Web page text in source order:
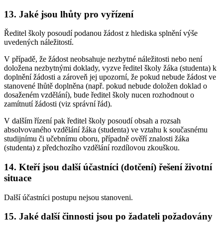
13. Jaké jsou lhůty pro vyřízení
Ředitel školy posoudí podanou žádost z hlediska splnění výše
uvedených náležitostí.
V případě, že žádost neobsahuje nezbytné náležitosti nebo není
doložena nezbytnými doklady, vyzve ředitel školy žáka (studenta) k
doplnění žádosti a zároveň jej upozorní, že pokud nebude žádost ve
stanovené lhůtě doplněna (např. pokud nebude doložen doklad o
dosaženém vzdělání), bude ředitel školy nucen rozhodnout o
zamítnutí žádosti (viz správní řád).
V dalším řízení pak ředitel školy posoudí obsah a rozsah
absolvovaného vzdělání žáka (studenta) ve vztahu k současnému
studijnímu či učebnímu oboru, případně ověří znalosti žáka
(studenta) z předchozího vzdělání rozdílovou zkouškou.
14. Kteří jsou další účastníci (dotčení) řešení životní
situace
Další účastníci postupu nejsou stanoveni.
15. Jaké další činnosti jsou po žadateli požadovány